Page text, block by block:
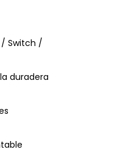
Switch /
duradera